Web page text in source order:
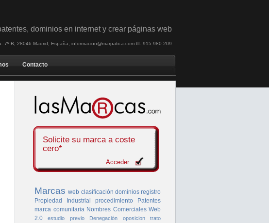
dominios en internet y crear páginas web
7º B, 28046 Madrid, España, informacion@marpatica.com tlf.:915 980 209
Contacto
Solicite su marca a coste
cero*
Acceder
Marcas web clasificación dominios registro
Propiedad Industrial
procedimiento
Patentes
marca comunitaria Nombres Comerciales Web
2.0
estudio previo Denegación oposicion
trato